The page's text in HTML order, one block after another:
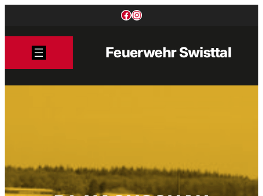
Facebook
Instagram
Feuerwehr Swisttal